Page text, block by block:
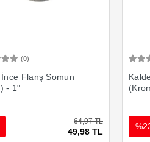
(0)
Flanş Somun
- 1"
64,97 TL
49,98 TL